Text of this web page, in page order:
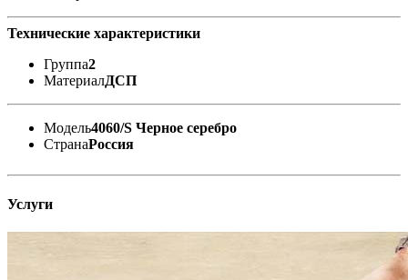
Технические характеристики
Группа2
МатериалДСП
Модель4060/S Черное серебро
СтранаРоссия
Услуги